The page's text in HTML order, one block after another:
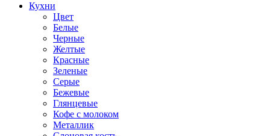
Кухни
Цвет
Белые
Черные
Желтые
Красные
Зеленые
Серые
Бежевые
Глянцевые
Кофе с молоком
Металлик